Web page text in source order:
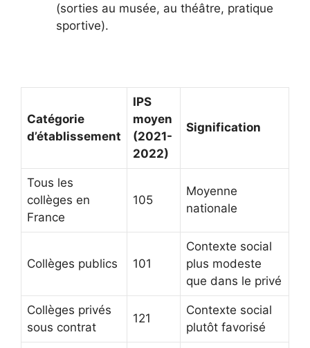
(sorties au musée, au théâtre, pratique
sportive).
Catégorie
d’établissement
IPS
moyen
(2021-
2022)
Signification
Tous les
collèges en
France
105
Moyenne
nationale
Collèges publics 101
Contexte social
plus modeste
que dans le privé
Collèges privés
sous contrat
121
Contexte social
plutôt favorisé